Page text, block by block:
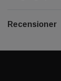
Recensioner